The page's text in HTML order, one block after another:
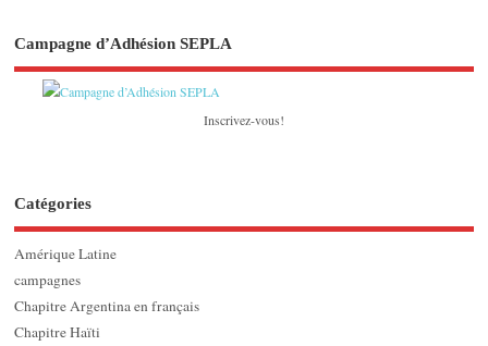
Campagne d’Adhésion SEPLA
Inscrivez-vous!
Catégories
Amérique Latine
campagnes
Chapitre Argentina en français
Chapitre Haïti